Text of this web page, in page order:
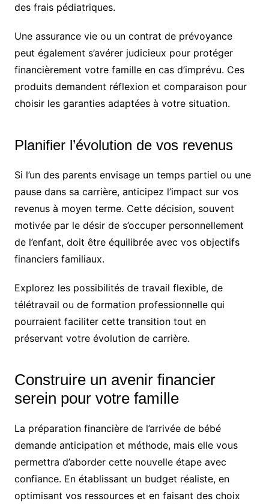
des frais pédiatriques.
Une assurance vie ou un contrat de prévoyance
peut également s’avérer judicieux pour protéger
financièrement votre famille en cas d’imprévu. Ces
produits demandent réflexion et comparaison pour
choisir les garanties adaptées à votre situation.
Planifier l’évolution de vos revenus
Si l’un des parents envisage un temps partiel ou une
pause dans sa carrière, anticipez l’impact sur vos
revenus à moyen terme. Cette décision, souvent
motivée par le désir de s’occuper personnellement
de l’enfant, doit être équilibrée avec vos objectifs
financiers familiaux.
Explorez les possibilités de travail flexible, de
télétravail ou de formation professionnelle qui
pourraient faciliter cette transition tout en
préservant votre évolution de carrière.
Construire un avenir financier
serein pour votre famille
La préparation financière de l’arrivée de bébé
demande anticipation et méthode, mais elle vous
permettra d’aborder cette nouvelle étape avec
confiance. En établissant un budget réaliste, en
optimisant vos ressources et en faisant des choix